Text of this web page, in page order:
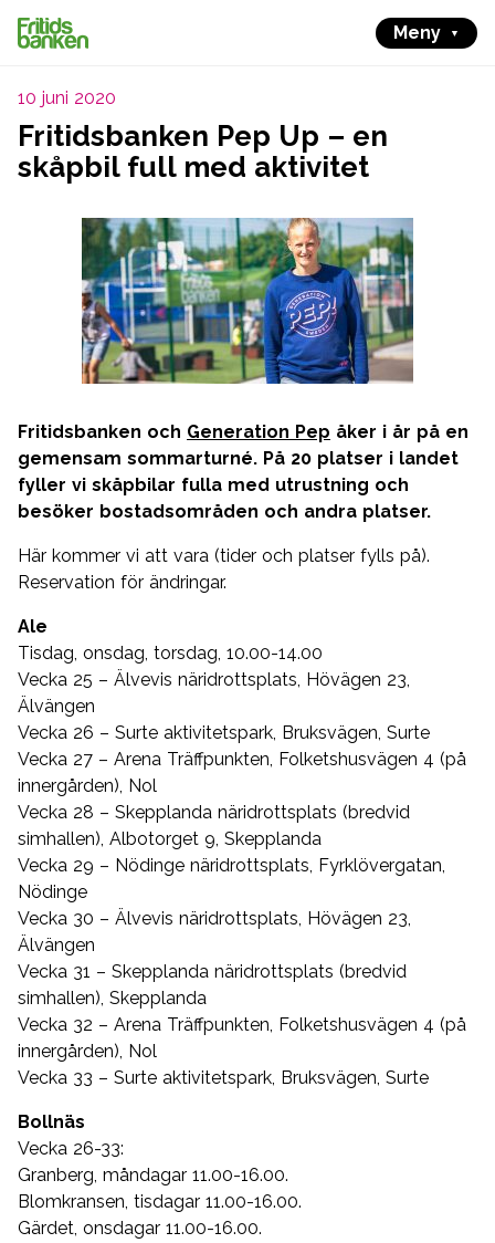
Meny
10 juni 2020
Fritidsbanken Pep Up – en
skåpbil full med aktivitet
Fritidsbanken och Generation Pep åker i år på en
gemensam sommarturné. På 20 platser i landet
fyller vi skåpbilar fulla med utrustning och
besöker bostadsområden och andra platser.
Här kommer vi att vara (tider och platser fylls på).
Reservation för ändringar.
Ale
Tisdag, onsdag, torsdag, 10.00-14.00
Vecka 25 – Älvevis näridrottsplats, Hövägen 23,
Älvängen
Vecka 26 – Surte aktivitetspark, Bruksvägen, Surte
Vecka 27 – Arena Träffpunkten, Folketshusvägen 4 (på
innergården), Nol
Vecka 28 – Skepplanda näridrottsplats (bredvid
simhallen), Albotorget 9, Skepplanda
Vecka 29 – Nödinge näridrottsplats, Fyrklövergatan,
Nödinge
Vecka 30 – Älvevis näridrottsplats, Hövägen 23,
Älvängen
Vecka 31 – Skepplanda näridrottsplats (bredvid
simhallen), Skepplanda
Vecka 32 – Arena Träffpunkten, Folketshusvägen 4 (på
innergården), Nol
Vecka 33 – Surte aktivitetspark, Bruksvägen, Surte
Bollnäs
Vecka 26-33:
Granberg, måndagar 11.00-16.00.
Blomkransen, tisdagar 11.00-16.00.
Gärdet, onsdagar 11.00-16.00.